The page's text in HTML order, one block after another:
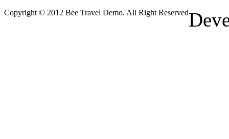
Copyright © 2012 Bee Travel Demo. All Right Reserved